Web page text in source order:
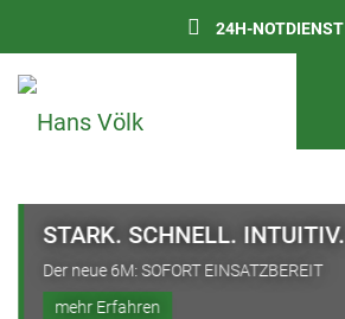
24H-NOTDIENST
STARK. SCHNELL. INTUITIV.
Der neue 6M: SOFORT EINSATZBEREIT
mehr Erfahren